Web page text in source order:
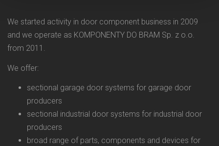
We started activity in door component business in 2009
and we operate as KOMPONENTY DO BRAM Sp. z o.o.
from 2011.
We offer:
sectional garage door systems for garage door
producers
sectional industrial door systems for industrial door
producers
broad range of parts, components and devices for